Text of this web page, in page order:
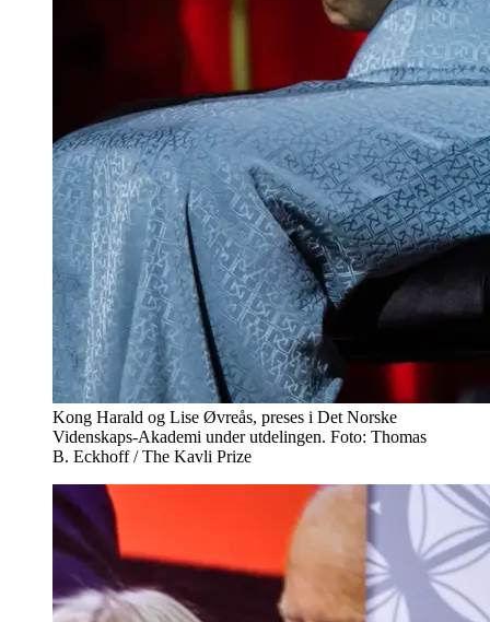
Kong Harald og Lise Øvreås, preses i Det Norske
Videnskaps-Akademi under utdelingen. Foto: Thomas
B. Eckhoff / The Kavli Prize